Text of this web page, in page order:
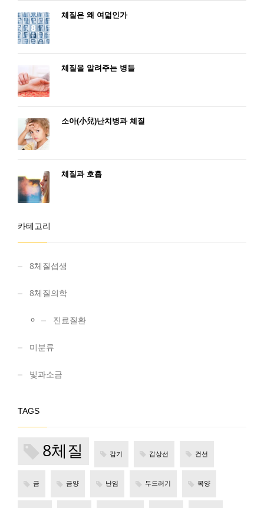
체질은 왜 여덟인가
체질을 알려주는 병들
소아(小兒)난치병과 체질
체질과 호흡
카테고리
8체질섭생
8체질의학
진료질환
미분류
빛과소금
TAGS
8체질 감기 갑상선 건선
금 금양 난임 두드러기 목양